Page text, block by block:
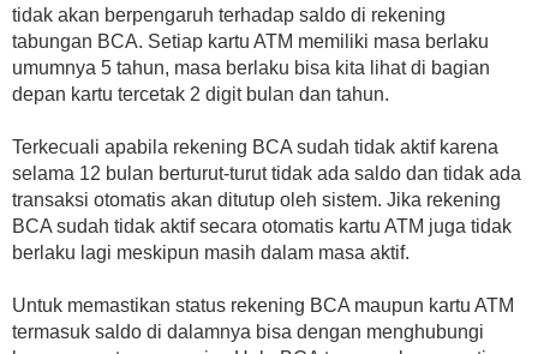
tidak akan berpengaruh terhadap saldo di rekening
tabungan BCA. Setiap kartu ATM memiliki masa berlaku
umumnya 5 tahun, masa berlaku bisa kita lihat di bagian
depan kartu tercetak 2 digit bulan dan tahun.
Terkecuali apabila rekening BCA sudah tidak aktif karena
selama 12 bulan berturut-turut tidak ada saldo dan tidak ada
transaksi otomatis akan ditutup oleh sistem. Jika rekening
BCA sudah tidak aktif secara otomatis kartu ATM juga tidak
berlaku lagi meskipun masih dalam masa aktif.
Untuk memastikan status rekening BCA maupun kartu ATM
termasuk saldo di dalamnya bisa dengan menghubungi